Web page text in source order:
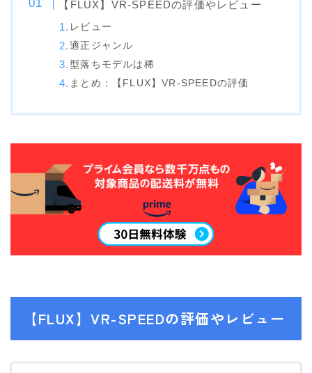
WRXsb
YONEX
ビンディング
BENT METAL
BURTON
DRAKE
FIX
FLOW
NITRO
Now
RIDE
【FLUX】VR-SPEEDの評価やレビュー
レビュー
適正ジャンル
型落ちモデルは稀
まとめ：【FLUX】VR-SPEEDの評価
【FLUX】VR-SPEEDの評価やレビュー